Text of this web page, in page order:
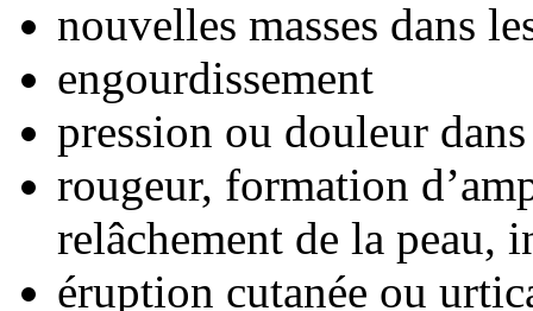
nouvelles masses dans
engourdissement
pression ou douleur
rougeur, formation
relâchement de la peau,
éruption cutanée ou